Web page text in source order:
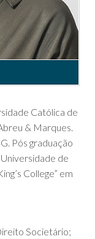
Católica de
& Marques.
Pós graduação
de
College” em
Societário;